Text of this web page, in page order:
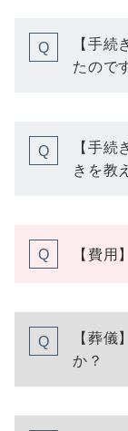
Q
【手
たので
Q
【手
きを教
Q 【費
Q
【葬
か？